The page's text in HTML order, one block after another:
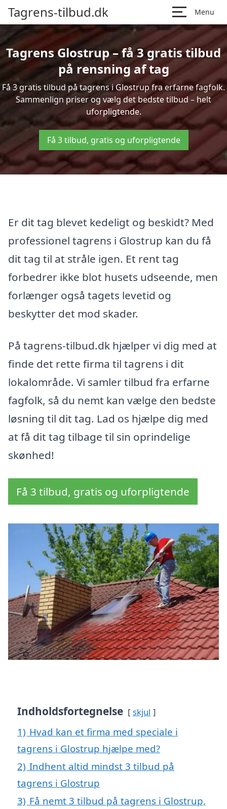
Tagrens-tilbud.dk Menu
Tagrens Glostrup – få 3 gratis tilbud
på rensning af tag
Få 3 gratis tilbud på tagrens i Glostrup fra erfarne fagfolk.
Sammenlign priser og vælg det bedste tilbud – helt
uforpligtende.
Få 3 tilbud, gratis og uforpligtende
Er dit tag blevet kedeligt og beskidt? Med
professionel tagrens i Glostrup kan du få
dit tag til at stråle igen. Et rent tag
forbedrer ikke blot husets udseende, men
forlænger også tagets levetid og
beskytter det mod skader.
På tagrens-tilbud.dk hjælper vi dig med at
finde det rette firma til tagrens i dit
lokalområde. Vi samler tilbud fra erfarne
fagfolk, så du nemt kan vælge den bedste
løsning til dit tag. Lad os hjælpe dig med
at få dit tag tilbage til sin oprindelige
skønhed!
Få 3 tilbud, gratis og uforpligtende
Indholdsfortegnelse skjul
1) Hvad kan et firma med speciale i
tagrens i Glostrup hjælpe med?
2) Indhent altid mindst 3 tilbud på
tagrens i Glostrup
3) Få nemt 3 tilbud på tagrens i Glostrup,